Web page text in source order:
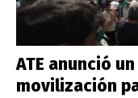
ATE anunció
movilización